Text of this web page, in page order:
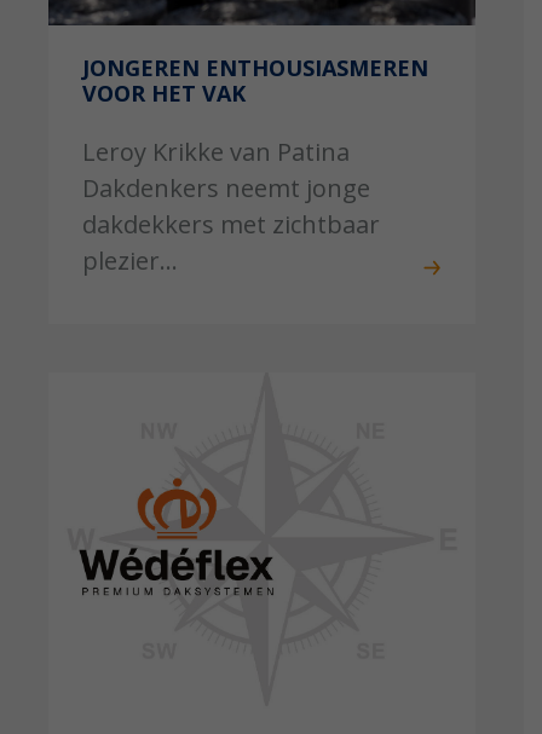
JONGEREN ENTHOUSIASMEREN
VOOR HET VAK
Leroy Krikke van Patina
Dakdenkers neemt jonge
dakdekkers met zichtbaar
plezier...